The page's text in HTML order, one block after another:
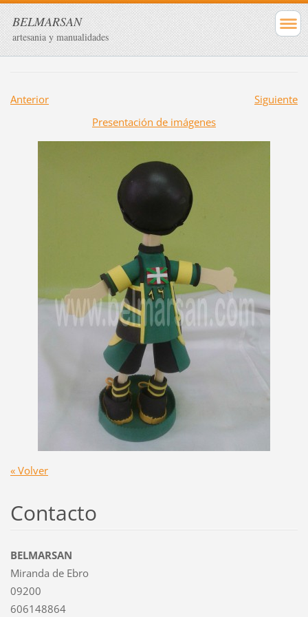
BELMARSAN
artesania y manualidades
Anterior
Siguiente
Presentación de imágenes
« Volver
Contacto
BELMARSAN
Miranda de Ebro
09200
606148864